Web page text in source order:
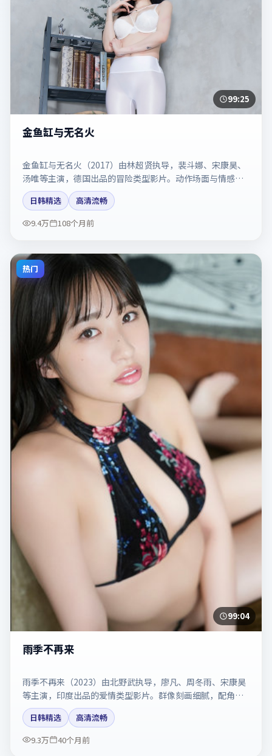
99:25
金鱼缸与无名火
金鱼缸与无名火（2017）由林超贤执导，裴斗娜、宋康昊、
汤唯等主演，德国出品的冒险类型影片。动作场面与情感戏
比例拿捏得当。剧情简介与主创信息可供检索参考，上映日
期以片方资料为准。
日韩精选
高清流畅
9.4万
108个月前
热门
99:04
雨季不再来
雨季不再来（2023）由北野武执导，廖凡、周冬雨、宋康昊
等主演，印度出品的爱情类型影片。群像刻画细腻，配角同
样出彩。剧情简介与主创信息可供检索参考，上映日期以片
方资料为准。
日韩精选
高清流畅
9.3万
40个月前